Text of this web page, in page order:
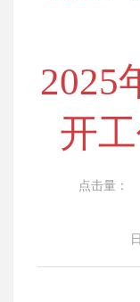
2025
开
点击量：